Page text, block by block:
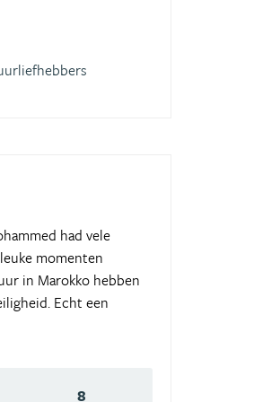
had vele
momenten
in Marokko hebben
Echt een
8